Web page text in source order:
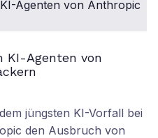
KI-Agenten von
jüngsten KI-Vorfall bei
den Ausbruch von